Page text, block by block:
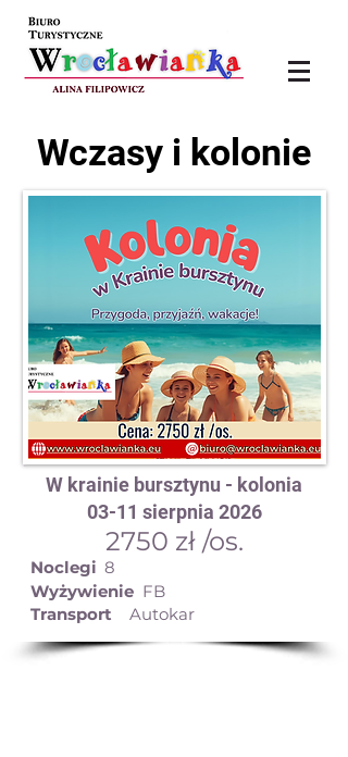
Wczasy i kolonie
W krainie bursztynu - kolonia
03-11 sierpnia 2026
2750 zł /os.
Noclegi 8
Wyżywienie FB
Transport
Autokar